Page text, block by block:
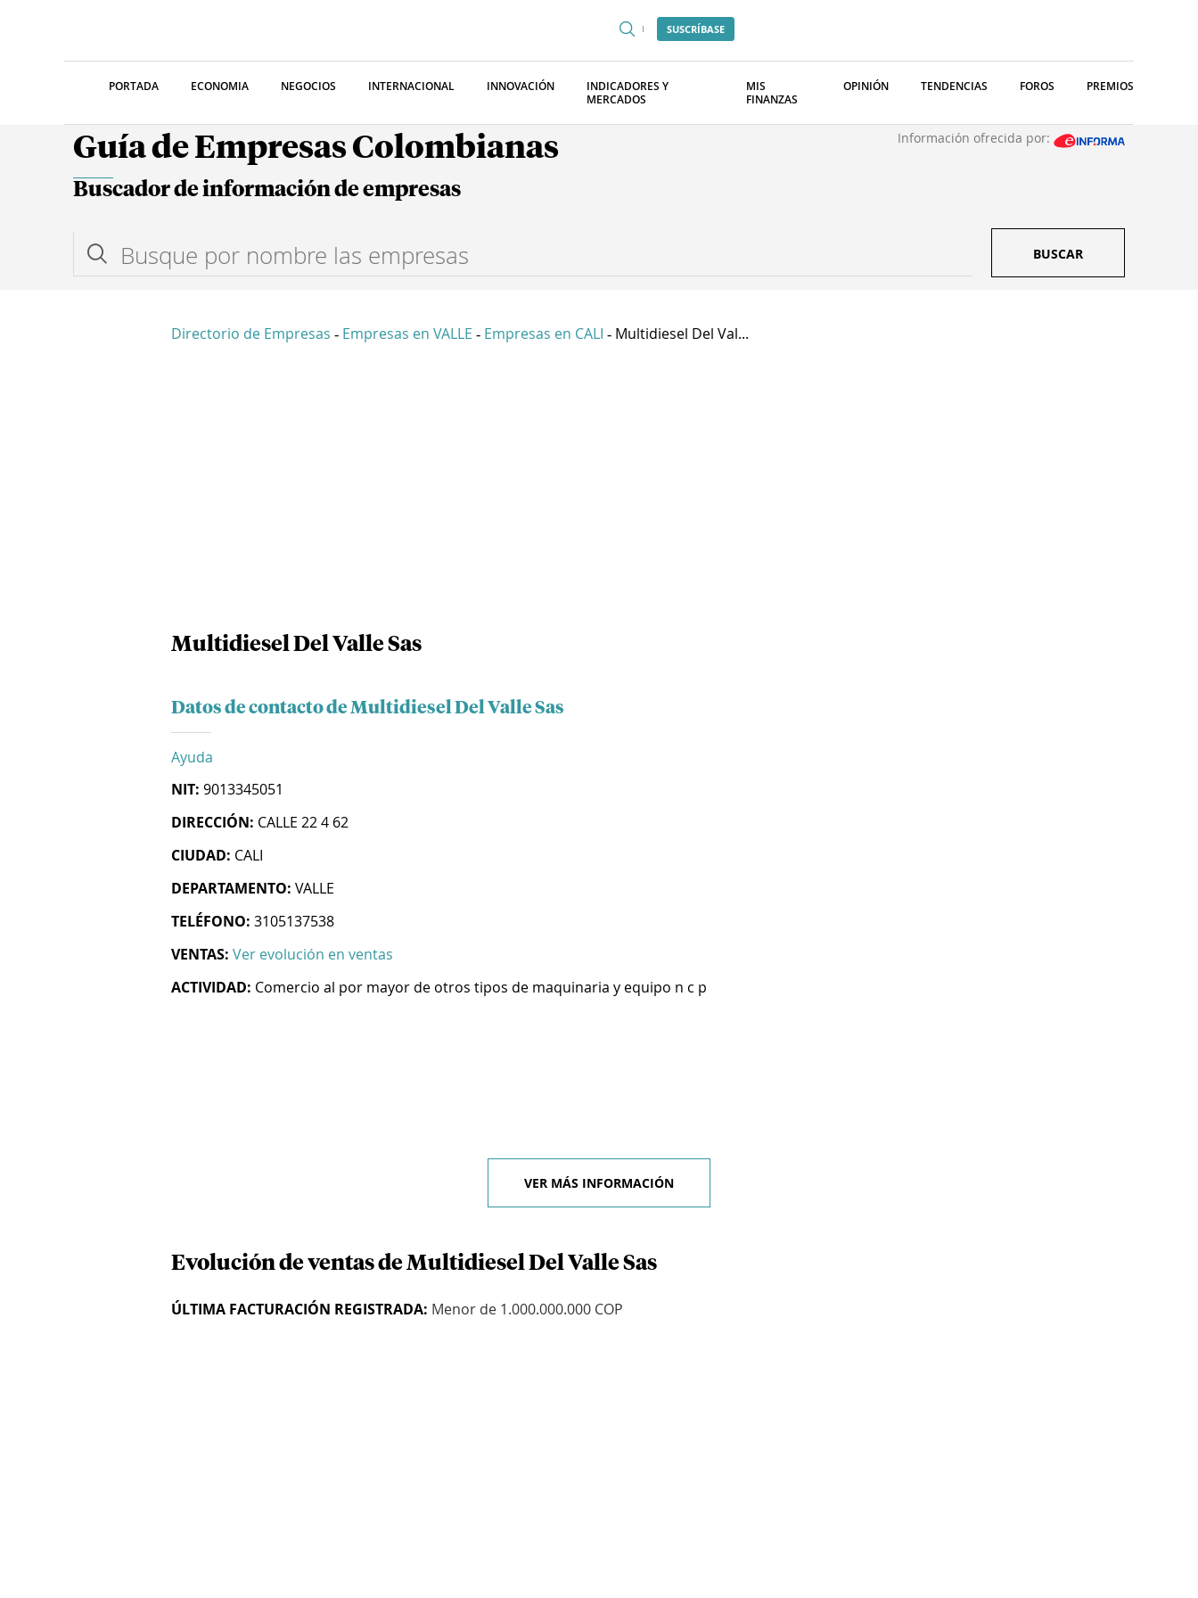
SUSCRÍBASE
PORTADA ECONOMIA NEGOCIOS INTERNACIONAL INNOVACIÓN
INDICADORES Y
MERCADOS
MIS
FINANZAS
OPINIÓN TENDENCIAS FOROS PREMIOS
Guía de Empresas Colombianas Información ofrecida por:
Buscador de información de empresas
BUSCAR
Directorio de Empresas - Empresas en VALLE - Empresas en CALI - Multidiesel Del Val...
Multidiesel Del Valle Sas
Datos de contacto de Multidiesel Del Valle Sas
Ayuda
NIT: 9013345051
DIRECCIÓN: CALLE 22 4 62
CIUDAD: CALI
DEPARTAMENTO: VALLE
TELÉFONO: 3105137538
VENTAS: Ver evolución en ventas
ACTIVIDAD: Comercio al por mayor de otros tipos de maquinaria y equipo n c p
VER MÁS INFORMACIÓN
Evolución de ventas de Multidiesel Del Valle Sas
ÚLTIMA FACTURACIÓN REGISTRADA: Menor de 1.000.000.000 COP